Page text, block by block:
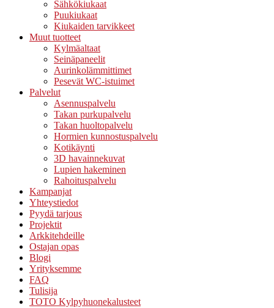
Sähkökiukaat
Puukiukaat
Kiukaiden tarvikkeet
Muut tuotteet
Kylmäaltaat
Seinäpaneelit
Aurinkolämmittimet
Pesevät WC-istuimet
Palvelut
Asennuspalvelu
Takan purkupalvelu
Takan huoltopalvelu
Hormien kunnostuspalvelu
Kotikäynti
3D havainnekuvat
Lupien hakeminen
Rahoituspalvelu
Kampanjat
Yhteystiedot
Pyydä tarjous
Projektit
Arkkitehdeille
Ostajan opas
Blogi
Yrityksemme
FAQ
Tulisija
TOTO Kylpyhuonekalusteet